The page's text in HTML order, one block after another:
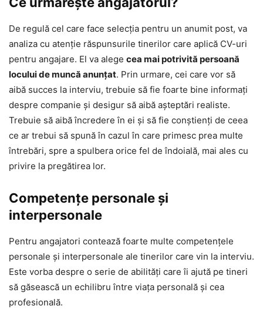
De regulă cel care face selecția pentru un anumit post, va
analiza cu atenție răspunsurile tinerilor care aplică CV-uri
pentru angajare. El va alege cea mai potrivită persoană
locului de muncă anunțat. Prin urmare, cei care vor să
aibă succes la interviu, trebuie să fie foarte bine informați
despre companie și desigur să aibă așteptări realiste.
Trebuie să aibă încredere în ei și să fie conștienți de ceea
ce ar trebui să spună în cazul în care primesc prea multe
întrebări, spre a spulbera orice fel de îndoială, mai ales cu
privire la pregătirea lor.
Competențe personale și
interpersonale
Pentru angajatori contează foarte multe competențele
personale și interpersonale ale tinerilor care vin la interviu.
Este vorba despre o serie de abilități care îi ajută pe tineri
să găsească un echilibru între viața personală și cea
profesională.